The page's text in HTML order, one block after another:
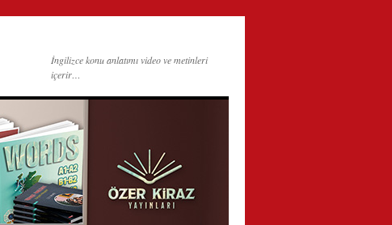
İngilizce konu anlatımı video ve metinleri
içerir…